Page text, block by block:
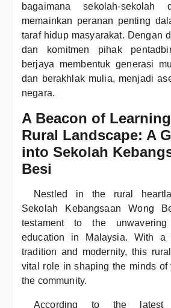
bagaimana sekolah-
memainkan peranan penting
taraf hidup masyarakat. Dengan
dan komitmen pihak
berjaya membentuk generasi
dan berakhlak mulia, menjadi
negara.
A Beacon of
Rural Landscape: A
into Sekolah
Besi
Nestled in the rural
Sekolah Kebangsaan Wong
testament to the
education in Malaysia. With
tradition and modernity, this
vital role in shaping the minds of
the community.
According to the latest